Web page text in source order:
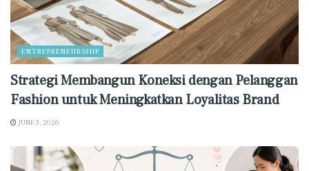
ENTREPRENEURSHIP
Strategi Membangun Koneksi dengan Pelanggan
Fashion untuk Meningkatkan Loyalitas Brand
JUNE 3, 2026